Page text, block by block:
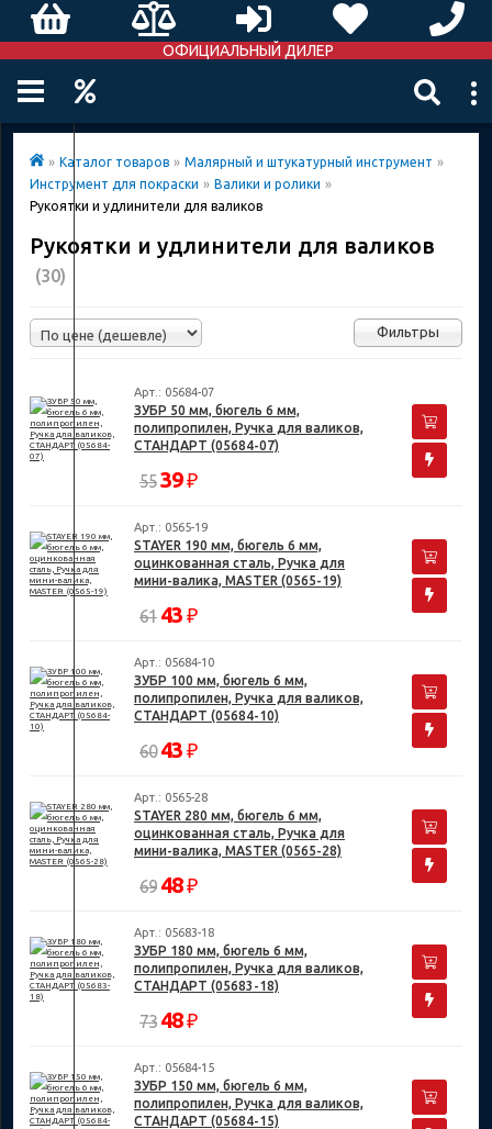
ОФИЦИАЛЬНЫЙ ДИЛЕР
» Каталог товаров » Малярный и штукатурный инструмент »
Инструмент для покраски » Валики и ролики »
Рукоятки и удлинители для валиков
Рукоятки и удлинители для валиков
(30)
Фильтры
Арт.: 05684-07
ЗУБР 50 мм, бюгель 6 мм,
полипропилен, Ручка для валиков,
СТАНДАРТ (05684-07)
5539₽
Арт.: 0565-19
STAYER 190 мм, бюгель 6 мм,
оцинкованная сталь, Ручка для
мини-валика, MASTER (0565-19)
61 43 ₽
Арт.: 05684-10
ЗУБР 100 мм, бюгель 6 мм,
полипропилен, Ручка для валиков,
СТАНДАРТ (05684-10)
60 43 ₽
Арт.: 0565-28
STAYER 280 мм, бюгель 6 мм,
оцинкованная сталь, Ручка для
мини-валика, MASTER (0565-28)
69 48₽
Арт.: 05683-18
ЗУБР 180 мм, бюгель 6 мм,
полипропилен, Ручка для валиков,
СТАНДАРТ (05683-18)
73 48₽
Арт.: 05684-15
ЗУБР 150 мм, бюгель 6 мм,
полипропилен, Ручка для валиков,
СТАНДАРТ (05684-15)